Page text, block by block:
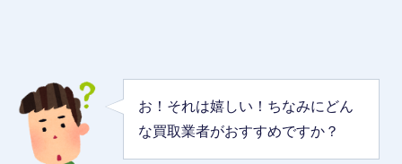
お！それは嬉しい！ちなみにどん
な買取業者がおすすめですか？